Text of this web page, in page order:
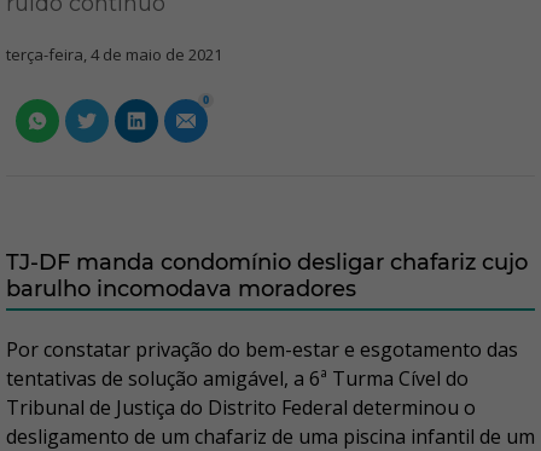
terça-feira, 4 de maio de 2021
0
TJ-DF manda condomínio desligar chafariz cujo
barulho incomodava moradores
Por constatar privação do bem-estar e esgotamento das
tentativas de solução amigável, a 6ª Turma Cível do
Tribunal de Justiça do Distrito Federal determinou o
desligamento de um chafariz de uma piscina infantil de um